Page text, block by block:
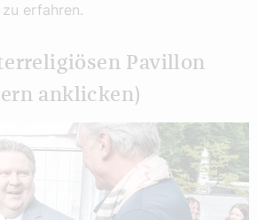
erfahren.
Pavillon
anklicken)